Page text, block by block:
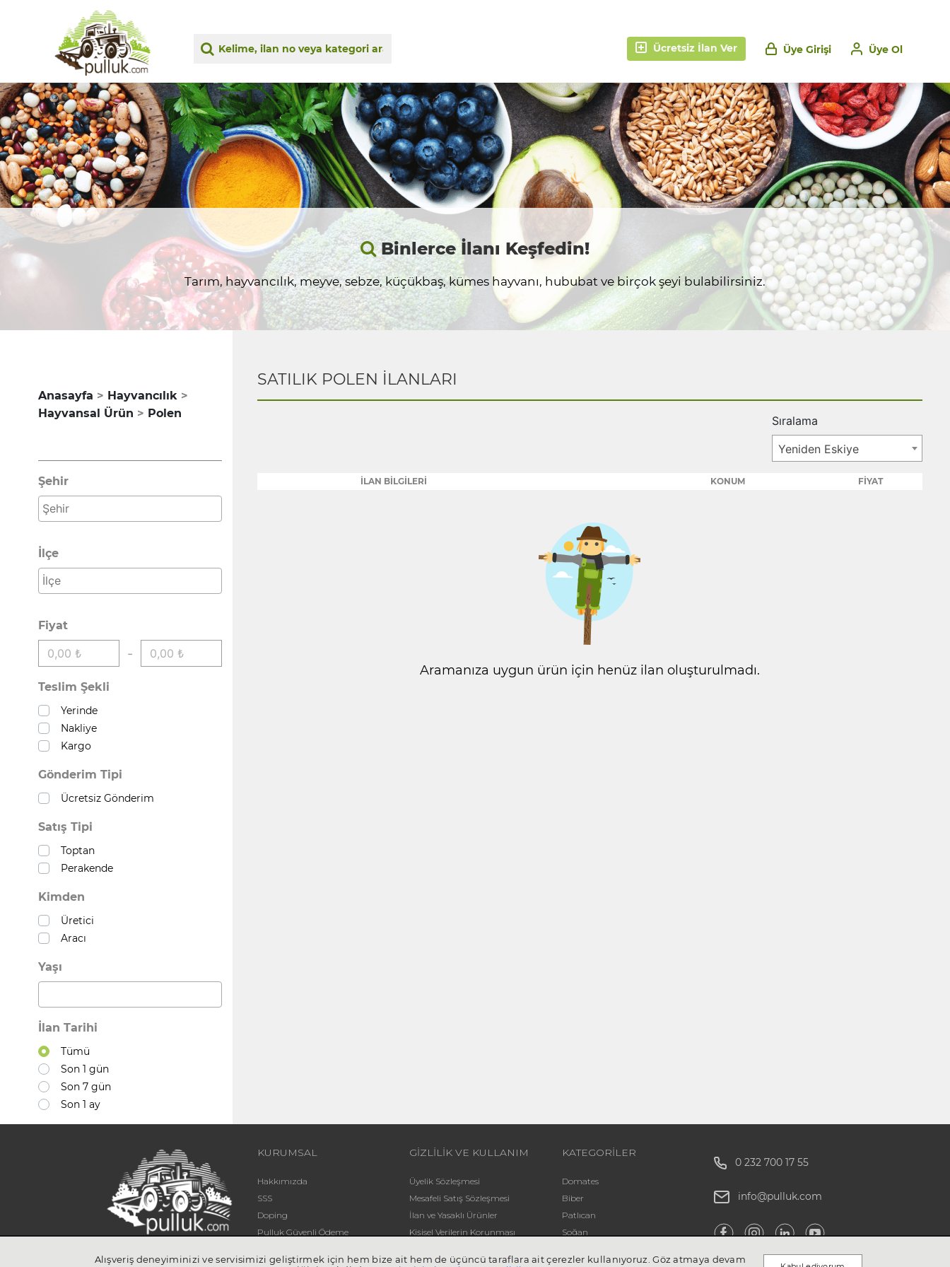
Üye Ol
Üye Girişi
Ücretsiz İlan Ver
Binlerce İlanı Keşfedin!
Tarım, hayvancılık, meyve, sebze, küçükbaş, kümes hayvanı, hububat ve birçok şeyi bulabilirsiniz.
Anasayfa
Hayvancılık
Hayvansal Ürün
Polen
Şehir
İlçe
Fiyat
-
Teslim Şekli
Yerinde
Nakliye
Kargo
Gönderim Tipi
Ücretsiz Gönderim
Satış Tipi
Toptan
Perakende
Kimden
Üretici
Aracı
Yaşı
İlan Tarihi
Tümü
Son 1 gün
Son 7 gün
Son 1 ay
UYGULA
SATILIK POLEN İLANLARI
Sıralama
Yeniden Eskiye
İLAN BİLGİLERİ KONUM FİYAT
Aramanıza uygun ürün için henüz ilan oluşturulmadı.
KURUMSAL
Hakkımızda
SSS
Doping
Pulluk Güvenli Ödeme
GİZLİLİK VE KULLANIM
Üyelik Sözleşmesi
Mesafeli Satış Sözleşmesi
İlan ve Yasaklı Ürünler
Kişisel Verilerin Korunması
KATEGORİLER
Domates
Biber
Patlıcan
Soğan
0 232 700 17 55
info@pulluk.com
Alışveriş deneyiminizi ve servisimizi geliştirmek için hem bize ait hem de üçüncü taraflara ait çerezler kullanıyoruz. Göz atmaya devam